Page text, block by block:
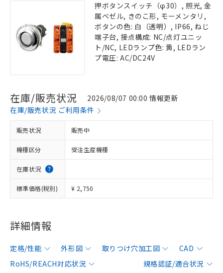
押ボタンスイッチ（φ30）, 照光, 金
属ベゼル, きのこ形, モーメンタリ,
ボタンの色: 白（透明）, IP66, ねじ
端子台, 接点構成: NC/点灯ユニッ
ト/NC, LEDランプ色: 黄, LEDラン
プ電圧: AC/DC24V
在庫/販売状況
2026/08/07 00:00 情報更新
在庫/販売状況 ご利用条件
販売状況 販売中
機種区分 受注生産機種
在庫状況
標準価格(税別) ¥ 2,750
詳細情報
定格/性能 外形図 取りつけ穴加工図
CAD
RoHS/REACH対応状況
規格認証/適合状況